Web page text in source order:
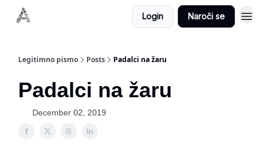
Login Naroči se
Legitimno pismo Posts Padalci na žaru
Padalci na žaru
December 02, 2019